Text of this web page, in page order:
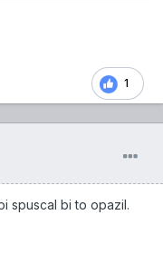
1
spuscal bi to opazil.